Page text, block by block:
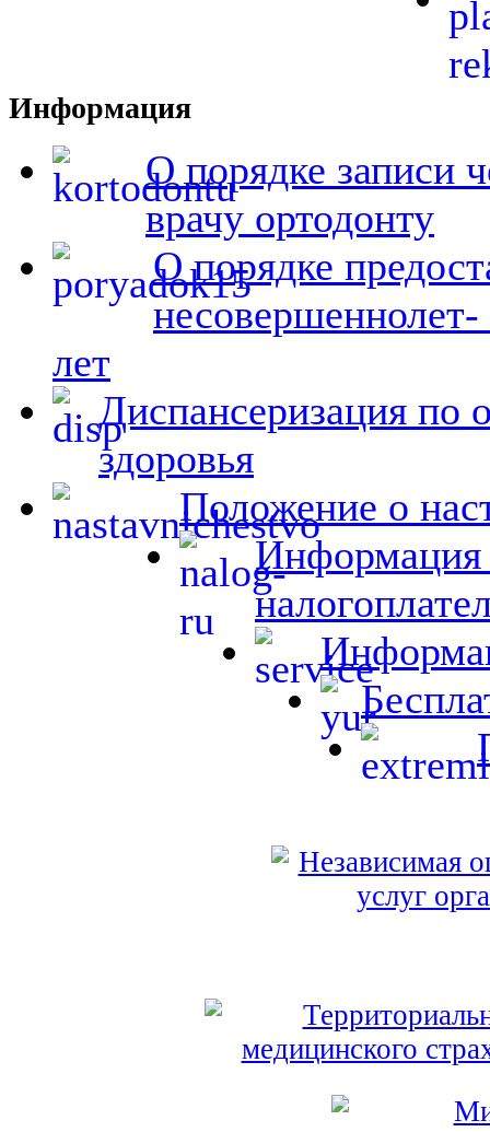
Информация
О порядке записи
врачу ортодонту
О порядке
лет
Диспансеризация по
здоровья
Положение о
Информация